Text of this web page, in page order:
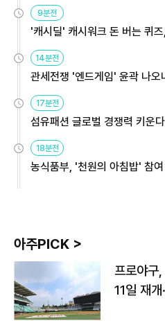
9분전
'캐시딜' 캐시워크 돈 버는 퀴
14분전
관세전쟁 '엔드게임' 윤곽 나
17분전
섬유패션 글로벌 경쟁력 키운
18분전
농식품부, '천원의 아침밥' 참
아주PICK >
프로야구
11일 재